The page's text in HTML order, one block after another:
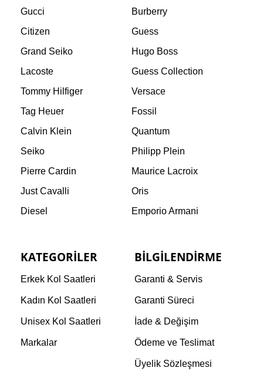
Gucci
Burberry
Citizen
Guess
Grand Seiko
Hugo Boss
Lacoste
Guess Collection
Tommy Hilfiger
Versace
Tag Heuer
Fossil
Calvin Klein
Quantum
Seiko
Philipp Plein
Pierre Cardin
Maurice Lacroix
Just Cavalli
Oris
Diesel
Emporio Armani
KATEGORILER
Erkek Kol Saatleri
Kadın Kol Saatleri
Unisex Kol Saatleri
Markalar
BILGILENDIRME
Garanti & Servis
Garanti Süreci
İade & Değişim
Ödeme ve Teslimat
Üyelik Sözleşmesi